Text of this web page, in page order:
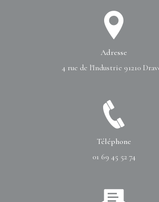
Adresse
4 rue de l'Industrie 91210
Téléphone
01 69 45 52 74